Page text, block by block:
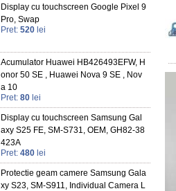
Display cu touchscreen Google Pixel 9
Pro, Swap
Pret: 520 lei
Acumulator Huawei HB426493EFW, H
onor 50 SE , Huawei Nova 9 SE , Nov
a 10
Pret: 80 lei
Display cu touchscreen Samsung Gal
axy S25 FE, SM-S731, OEM, GH82-38
423A
Pret: 480 lei
Protectie geam camere Samsung Gala
xy S23, SM-S911, Individual Camera L